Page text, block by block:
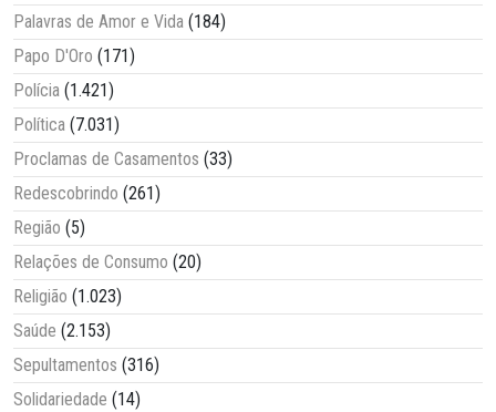
Palavras de Amor e Vida (184)
Papo D'Oro (171)
Polícia (1.421)
Política (7.031)
Proclamas de Casamentos (33)
Redescobrindo (261)
Região (5)
Relações de Consumo (20)
Religião (1.023)
Saúde (2.153)
Sepultamentos (316)
Solidariedade (14)